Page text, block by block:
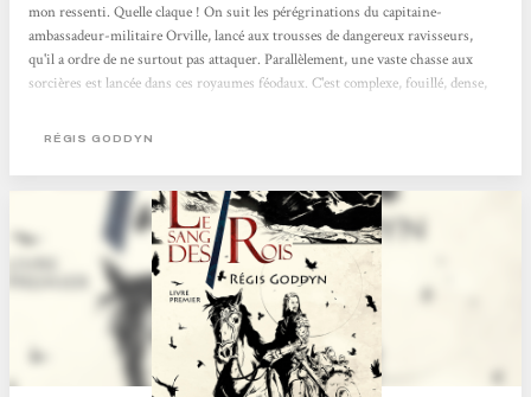
mon ressenti. Quelle claque ! On suit les pérégrinations du capitaine-
ambassadeur-militaire Orville, lancé aux trousses de dangereux ravisseurs,
qu'il a ordre de ne surtout pas attaquer. Parallèlement, une vaste chasse aux
sorcières est lancée dans ces royaumes féodaux. C'est complexe, fouillé, dense,
RÉGIS GODDYN